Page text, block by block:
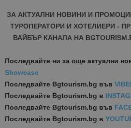
ЗА АКТУАЛНИ НОВИНИ И
ТУРОПЕРАТОРИ И ХОТЕЛИЕРИ -
ВАЙБЪР КАНАЛА НА
Последвайте ни за още актуални
Showcase
Последвайте Bgtourism.bg във
Последвайте Bgtourism.bg в
Последвайте Bgtourism.bg във
Последвайте Bgtourism.bg в